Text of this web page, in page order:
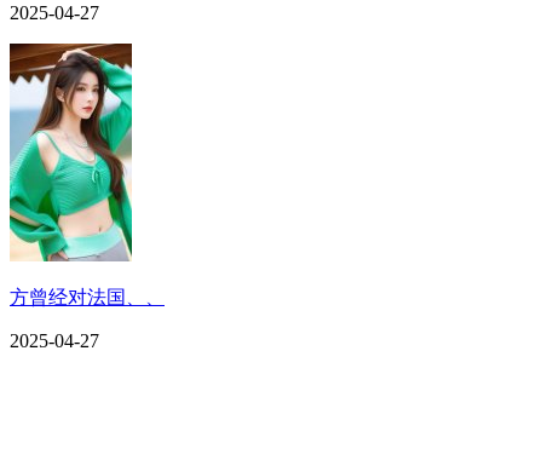
2025-04-27
方曾经对法国、、
2025-04-27